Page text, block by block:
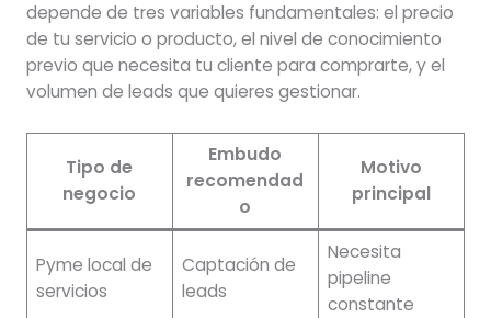
depende de tres variables fundamentales: el precio
de tu servicio o producto, el nivel de conocimiento
previo que necesita tu cliente para comprarte, y el
volumen de leads que quieres gestionar.
Tipo de
negocio
Embudo
recomendad
o
Motivo
principal
Pyme local de
servicios
Captación de
leads
Necesita
pipeline
constante